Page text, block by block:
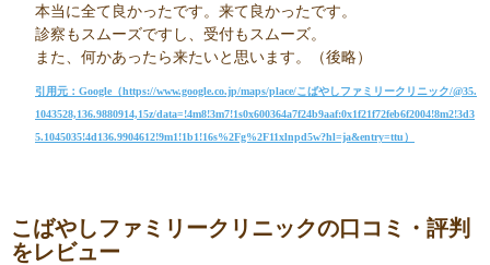
本当に全て良かったです。来て良かったです。
診察もスムーズですし、受付もスムーズ。
また、何かあったら来たいと思います。（後略）
引用元：Google（https://www.google.co.jp/maps/place/こばやしファミリークリニック/@35.
1043528,136.9880914,15z/data=!4m8!3m7!1s0x600364a7f24b9aaf:0x1f21f72feb6f2004!8m2!3d3
5.1045035!4d136.9904612!9m1!1b1!16s%2Fg%2F11xlnpd5w?hl=ja&entry=ttu）
こばやしファミリークリニックの口コミ・評判
をレビュー